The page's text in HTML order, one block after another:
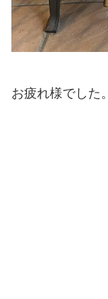
お疲れ様でした。